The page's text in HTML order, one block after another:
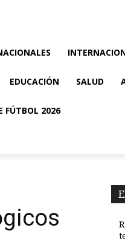
EDUCACIÓN SALUD
FÚTBOL 2026